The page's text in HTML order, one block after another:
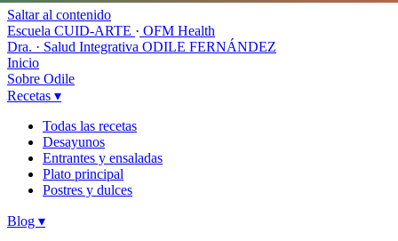
Saltar al contenido
Escuela CUID-ARTE · OFM Health
Dra. · Salud Integrativa ODILE FERNÁNDEZ
Inicio
Sobre Odile
Recetas ▾
Todas las recetas
Desayunos
Entrantes y ensaladas
Plato principal
Postres y dulces
Blog ▾